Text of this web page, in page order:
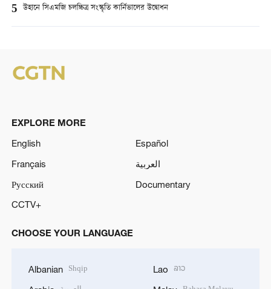
5 উহানে সিএমজি চলচ্চিত্র সংস্কৃতি কার্নিভালের উদ্বোধন
EXPLORE MORE
English
Español
Français
العربية
Русский
Documentary
CCTV+
CHOOSE YOUR LANGUAGE
Albanian Shqip Lao ລາວ